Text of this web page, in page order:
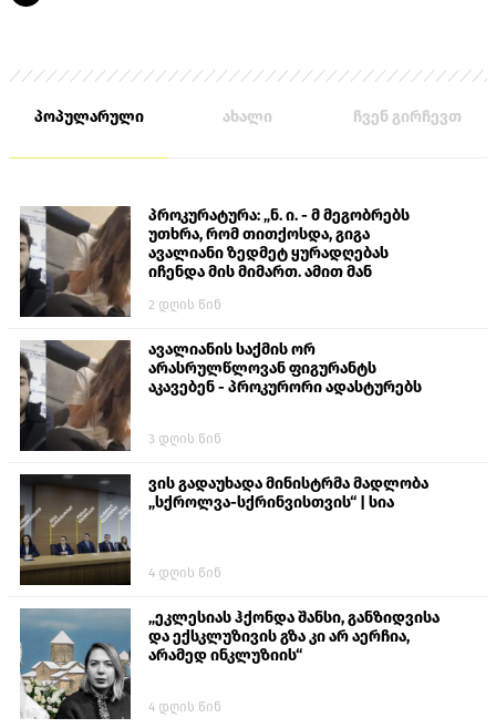
პოპულარული ახალი ჩვენ გირჩევთ
პროკურატურა: „ნ. ი. - მ მეგობრებს
უთხრა, რომ თითქოსდა, გიგა
ავალიანი ზედმეტ ყურადღებას
იჩენდა მის მიმართ. ამით მან
თავს დასხმოდა გიგა ავალიანს“
2 დღის წინ
ავალიანის საქმის ორ
არასრულწლოვან ფიგურანტს
აკავებენ - პროკურორი ადასტურებს
3 დღის წინ
ვის გადაუხადა მინისტრმა მადლობა
„სქროლვა-სქრინვისთვის“ | სია
4 დღის წინ
„ეკლესიას ჰქონდა შანსი, განზიდვისა
და ექსკლუზივის გზა კი არ აერჩია,
არამედ ინკლუზიის“
4 დღის წინ